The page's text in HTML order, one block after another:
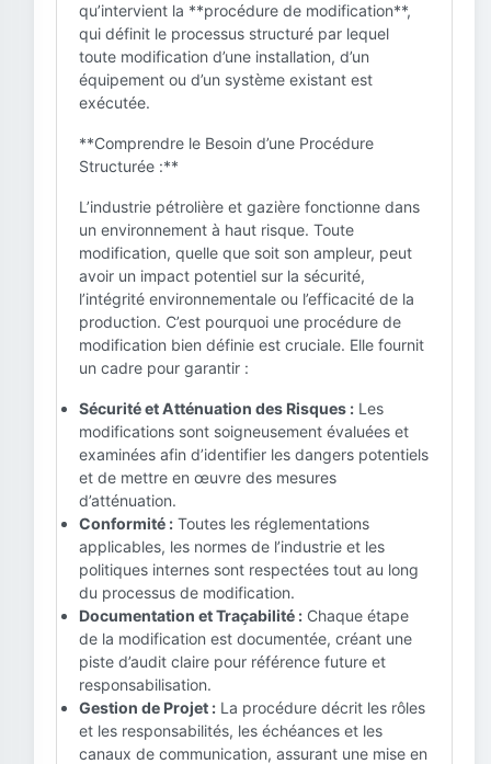
qu’intervient la **procédure de modification**,
qui définit le processus structuré par lequel
toute modification d’une installation, d’un
équipement ou d’un système existant est
exécutée.
**Comprendre le Besoin d’une Procédure
Structurée :**
L’industrie pétrolière et gazière fonctionne dans
un environnement à haut risque. Toute
modification, quelle que soit son ampleur, peut
avoir un impact potentiel sur la sécurité,
l’intégrité environnementale ou l’efficacité de la
production. C’est pourquoi une procédure de
modification bien définie est cruciale. Elle fournit
un cadre pour garantir :
Sécurité et Atténuation des Risques : Les
modifications sont soigneusement évaluées et
examinées afin d’identifier les dangers potentiels
et de mettre en œuvre des mesures
d’atténuation.
Conformité : Toutes les réglementations
applicables, les normes de l’industrie et les
politiques internes sont respectées tout au long
du processus de modification.
Documentation et Traçabilité : Chaque étape
de la modification est documentée, créant une
piste d’audit claire pour référence future et
responsabilisation.
Gestion de Projet : La procédure décrit les rôles
et les responsabilités, les échéances et les
canaux de communication, assurant une mise en